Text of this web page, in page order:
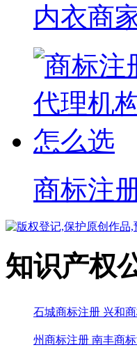
内衣商
商标注
知识产权
石城商标注册 兴和
州商标注册 南丰商